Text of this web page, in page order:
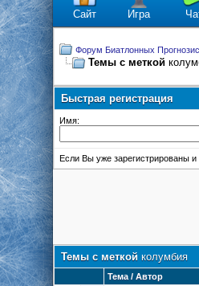
Сайт Игра
Форум Биатлонных
Темы с меткой
Быстрая регистрация
Имя:
Если Вы уже зарегистрированы
Темы с меткой колумбия
Тема / Автор